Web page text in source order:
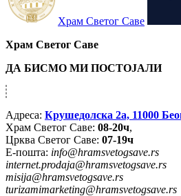
Храм Светог Саве
Храм Светог Саве
ДА БИСМО МИ ПОСТОЈАЛИ
Адреса: Крушедолска 2а, 11000
Храм Светог Саве: 08-20ч,
Црква Светог Саве: 07-19ч
Е-пошта: info@hramsvetogsave.rs
internet.prodaja@hramsvetogsave.rs
misija@hramsvetogsave.rs
turizamimarketing@hramsvetogsave.rs